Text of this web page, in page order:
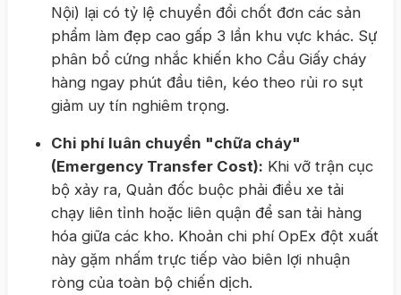
Nội) lại có tỷ lệ chuyển đổi chốt đơn các sản
phẩm làm đẹp cao gấp 3 lần khu vực khác. Sự
phân bổ cứng nhắc khiến kho Cầu Giấy cháy
hàng ngay phút đầu tiên, kéo theo rủi ro sụt
giảm uy tín nghiêm trọng.
Chi phí luân chuyển "chữa cháy"
(Emergency Transfer Cost): Khi vỡ trận cục
bộ xảy ra, Quản đốc buộc phải điều xe tải
chạy liên tỉnh hoặc liên quận để san tải hàng
hóa giữa các kho. Khoản chi phí OpEx đột xuất
này gặm nhấm trực tiếp vào biên lợi nhuận
ròng của toàn bộ chiến dịch.